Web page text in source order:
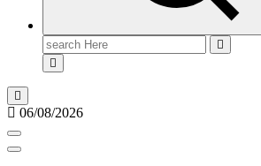
Search
for:
06/08/2026